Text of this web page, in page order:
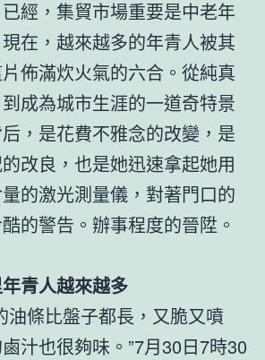
經，集貿市場重要是中老年
在，越來越多的年青人被其
佈滿炊火氣的六合。從純真
成為城市生涯的一道奇特景
，是花費不雅念的改變，是
改良，也是她迅速拿起她用
的激光測量儀，對著門口的
的警告。辦事程度的晉陞。
青人越來越多
油條比盤子都長，又脆又噴
汁也很夠味。”7月30日7時30